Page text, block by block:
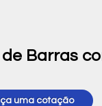
Barras
uma cotação